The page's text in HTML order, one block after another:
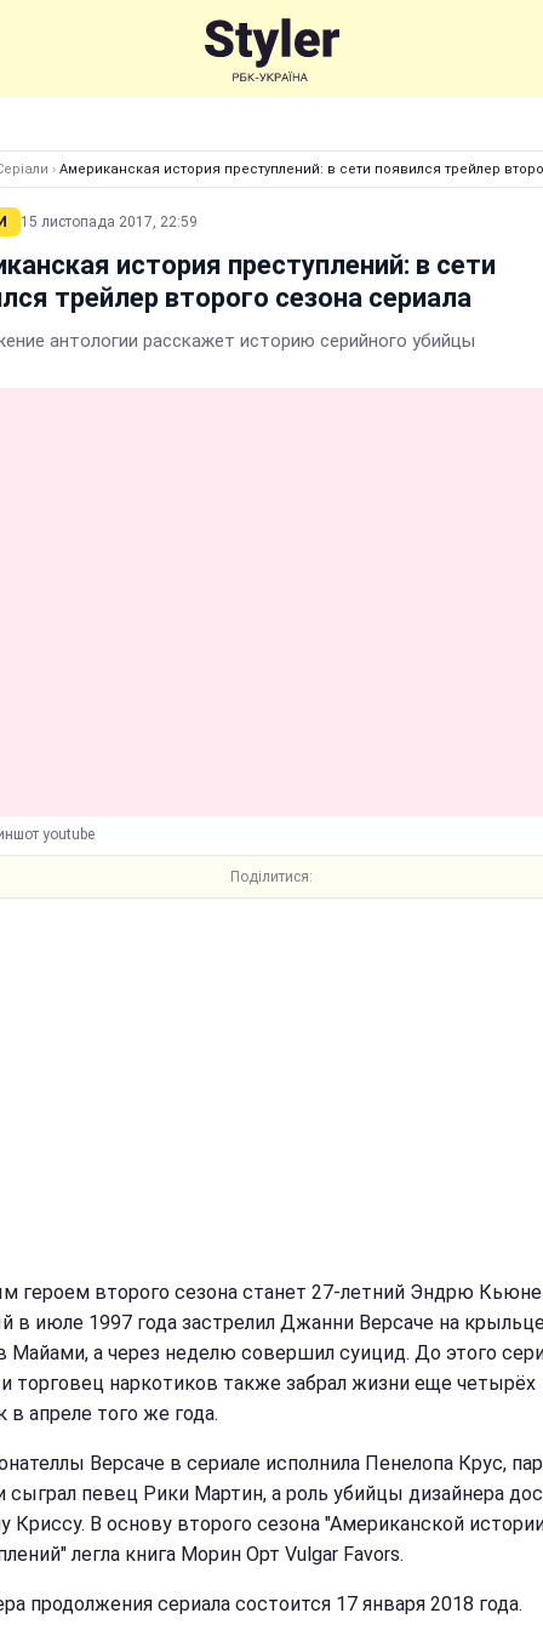
› Американская история преступлений: в сети появился трейлер
15 листопада 2017, 22:59
история преступлений: в сети
трейлер второго сезона сериала
антологии расскажет историю серийного убийцы
youtube
Поділитися:
героем второго сезона станет 27-летний Эндрю
в июле 1997 года застрелил Джанни Версаче на
Майами, а через неделю совершил суицид. До этого
торговец наркотиков также забрал жизни еще четырёх
в апреле того же года.
Версаче в сериале исполнила Пенелопа Крус,
певец Рики Мартин, а роль убийцы дизайнера
Криссу. В основу второго сезона "Американской
легла книга Морин Орт Vulgar Favors.
продолжения сериала состоится 17 января 2018 года.